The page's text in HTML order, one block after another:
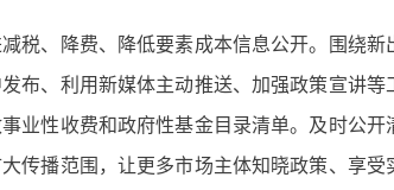
、降费、降低要素成本信息公开。围绕新
布、利用新媒体主动推送、加强政策宣讲
业性收费和政府性基金目录清单。及时公
传播范围，让更多市场主体知晓政策、享